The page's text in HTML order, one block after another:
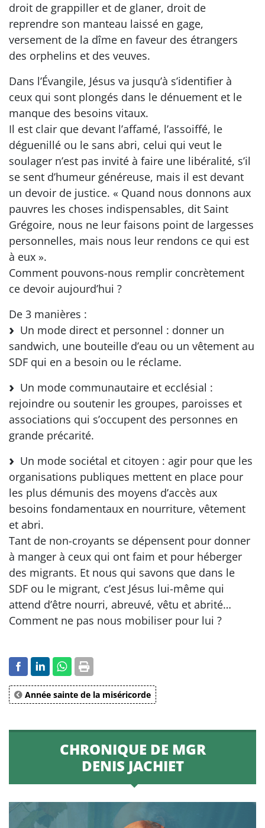
droit de grappiller et de glaner, droit de
reprendre son manteau laissé en gage,
versement de la dîme en faveur des étrangers
des orphelins et des veuves.
Dans l’Évangile, Jésus va jusqu’à s’identifier à
ceux qui sont plongés dans le dénuement et le
manque des besoins vitaux.
Il est clair que devant l’affamé, l’assoiffé, le
déguenillé ou le sans abri, celui qui veut le
soulager n’est pas invité à faire une libéralité, s’il
se sent d’humeur généreuse, mais il est devant
un devoir de justice. « Quand nous donnons aux
pauvres les choses indispensables, dit Saint
Grégoire, nous ne leur faisons point de largesses
personnelles, mais nous leur rendons ce qui est
à eux ».
Comment pouvons-nous remplir concrètement
ce devoir aujourd’hui ?
De 3 manières :
Un mode direct et personnel : donner un
sandwich, une bouteille d’eau ou un vêtement au
SDF qui en a besoin ou le réclame.
Un mode communautaire et ecclésial :
rejoindre ou soutenir les groupes, paroisses et
associations qui s’occupent des personnes en
grande précarité.
Un mode sociétal et citoyen : agir pour que les
organisations publiques mettent en place pour
les plus démunis des moyens d’accès aux
besoins fondamentaux en nourriture, vêtement
et abri.
Tant de non-croyants se dépensent pour donner
à manger à ceux qui ont faim et pour héberger
des migrants. Et nous qui savons que dans le
SDF ou le migrant, c’est Jésus lui-même qui
attend d’être nourri, abreuvé, vêtu et abrité…
Comment ne pas nous mobiliser pour lui ?
Année sainte de la miséricorde
CHRONIQUE DE MGR
DENIS JACHIET